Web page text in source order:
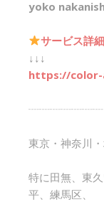
yoko
サービス詳
↓↓↓
https://
┈┈┈┈┈┈┈
東京・神奈川
特に田無、東
平、練馬区、